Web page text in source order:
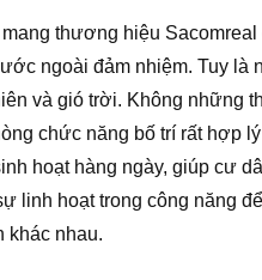
thương hiệu
ngoài đảm nhiệm. Tuy
và gió trời. Không những
chức năng bố trí rất hợp
hoạt hàng ngày, giúp cư
linh hoạt trong công năng
khác nhau.